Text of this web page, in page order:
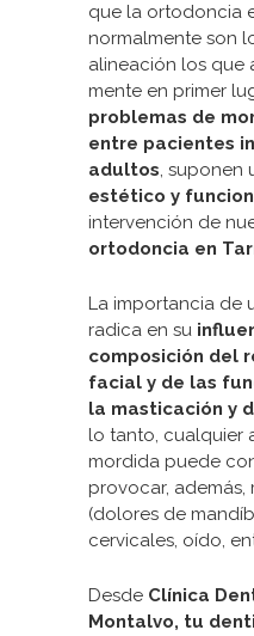
que la ortodoncia
normalmente son
alineación los que
mente en primer
problemas de
entre pacientes
adultos, suponen
estético y
intervención de
ortodoncia en
La importancia de
radica en su
composición del
facial y de las
la masticación y
lo tanto, cualquier
mordida puede
provocar, además,
(dolores de
cervicales, oído,
Desde Clínica
Montalvo, tu